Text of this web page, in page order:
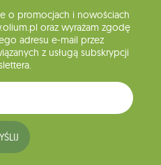
o promocjach i nowościach
oraz wyrażam zgodę
adresu e-mail przez
z usługą subskrypcji